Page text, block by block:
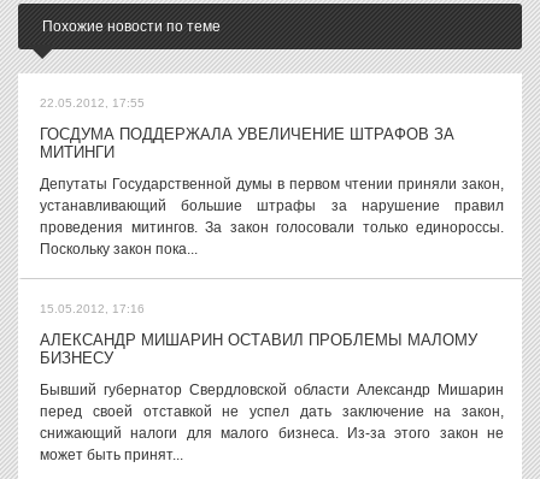
Похожие новости по теме
22.05.2012, 17:55
ГОСДУМА ПОДДЕРЖАЛА УВЕЛИЧЕНИЕ ШТРАФОВ ЗА
МИТИНГИ
Депутаты Государственной думы в первом чтении приняли закон,
устанавливающий большие штрафы за нарушение правил
проведения митингов. За закон голосовали только единороссы.
Поскольку закон пока...
15.05.2012, 17:16
АЛЕКСАНДР МИШАРИН ОСТАВИЛ ПРОБЛЕМЫ МАЛОМУ
БИЗНЕСУ
Бывший губернатор Свердловской области Александр Мишарин
перед своей отставкой не успел дать заключение на закон,
снижающий налоги для малого бизнеса. Из-за этого закон не
может быть принят...